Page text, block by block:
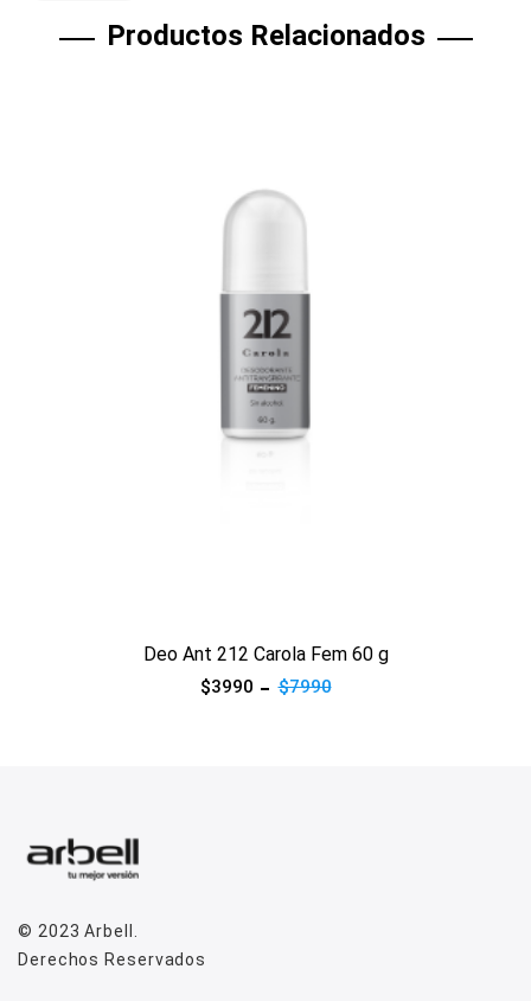
Productos Relacionados
Deo Ant 212 Carola Fem 60 g
$3990 $7990
© 2023Arbell
Derechos Reservados